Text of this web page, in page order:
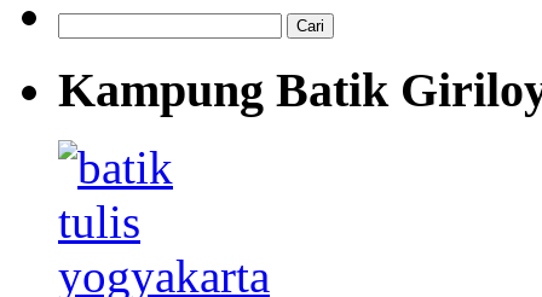
untuk:
Kampung Batik